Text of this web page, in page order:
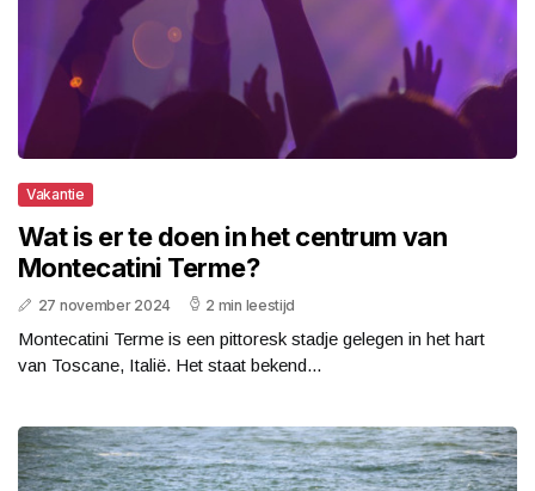
Vakantie
Wat is er te doen in het centrum van
Montecatini Terme?
27 november 2024 2 min leestijd
Montecatini Terme is een pittoresk stadje gelegen in het hart
van Toscane, Italië. Het staat bekend...